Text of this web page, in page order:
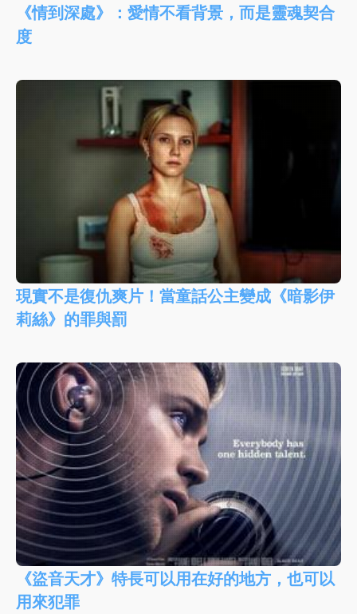
《情到深處》：愛情不看背景，而是靈魂契合
度
現實不是復仇爽片！當童話公主變成《暗影伊
莉絲》的罪與罰
《盜音天才》特長可以用在好的地方，也可以
用來犯罪